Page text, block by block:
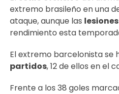
extremo brasileño en una
ataque, aunque las lesiones
rendimiento esta
El extremo barcelonista se
partidos, 12 de ellos en el
Frente a los 38 goles